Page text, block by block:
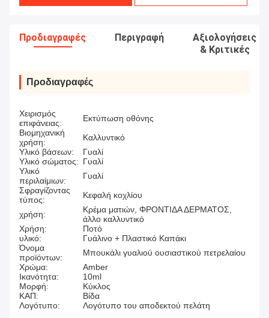
Προδιαγραφές Περιγραφή
Αξιολογήσεις
& Κριτικές
Προδιαγραφές
Χειρισμός
επιφάνειας:
Εκτύπωση οθόνης
Βιομηχανική
χρήση:
Καλλυντικό
Υλικό βάσεων:
Γυαλί
Υλικό σώματος: Γυαλί
Υλικό
περιλαίμιων:
Γυαλί
Σφραγίζοντας
τύπος:
Κεφαλή κοχλίου
χρήση:
Κρέμα ματιών, ΦΡΟΝΤΙΔΑ ΔΕΡΜΑΤΟΣ,
άλλο καλλυντικό
Χρήση:
Ποτό
υλικό:
Γυάλινο + Πλαστικό Καπάκι
Όνομα
προϊόντων:
Μπουκάλι γυαλιού ουσιαστικού πετρελαίου
Χρώμα:
Amber
Ικανότητα:
10ml
Μορφή:
Κύκλος
ΚΑΠ:
Βίδα
Λογότυπο:
Λογότυπο του αποδεκτού πελάτη